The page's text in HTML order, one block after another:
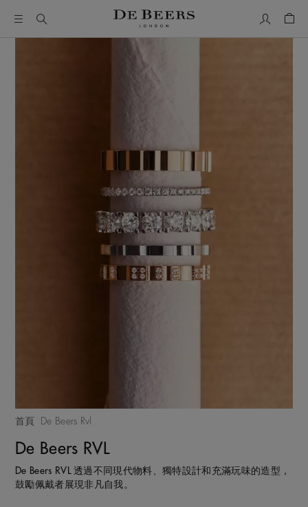
首頁 De Beers Rvl
De Beers RVL
De Beers RVL 透過不同現代物料、獨特設計和充滿玩味的造型，
鼓勵佩戴者展現非凡自我。